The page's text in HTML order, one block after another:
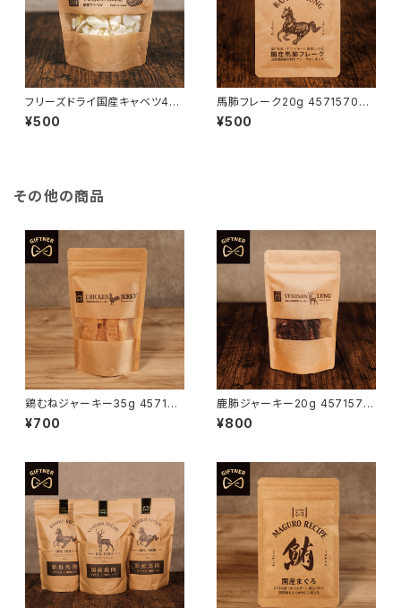
フリーズドライ国産キャベツ4g
4571570661732
¥500
馬肺フレーク20g 457157066
1381
¥500
その他の商品
鶏むねジャーキー35g 457157
0660209
¥700
鹿肺ジャーキー20g 4571570
663217
¥800